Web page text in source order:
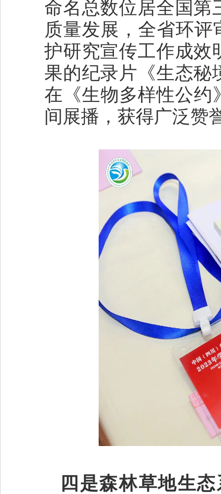
命名总数位居全国第
质量发展，全省环
护研究宣传工作成效
果的纪录片《生态秘
在《生物多样性公约
间展播，获得广泛赞
四是森林草地生